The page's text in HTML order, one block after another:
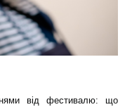
від фестивалю: що